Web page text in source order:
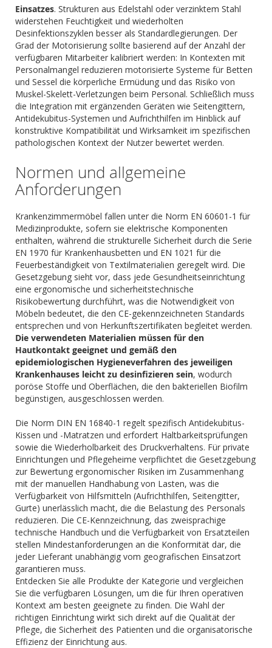
Einsatzes. Strukturen aus Edelstahl oder verzinktem Stahl
widerstehen Feuchtigkeit und wiederholten
Desinfektionszyklen besser als Standardlegierungen. Der
Grad der Motorisierung sollte basierend auf der Anzahl der
verfügbaren Mitarbeiter kalibriert werden: In Kontexten mit
Personalmangel reduzieren motorisierte Systeme für Betten
und Sessel die körperliche Ermüdung und das Risiko von
Muskel-Skelett-Verletzungen beim Personal. Schließlich muss
die Integration mit ergänzenden Geräten wie Seitengittern,
Antidekubitus-Systemen und Aufrichthilfen im Hinblick auf
konstruktive Kompatibilität und Wirksamkeit im spezifischen
pathologischen Kontext der Nutzer bewertet werden.
Normen und allgemeine
Anforderungen
Krankenzimmermöbel fallen unter die Norm EN 60601-1 für
Medizinprodukte, sofern sie elektrische Komponenten
enthalten, während die strukturelle Sicherheit durch die Serie
EN 1970 für Krankenhausbetten und EN 1021 für die
Feuerbeständigkeit von Textilmaterialien geregelt wird. Die
Gesetzgebung sieht vor, dass jede Gesundheitseinrichtung
eine ergonomische und sicherheitstechnische
Risikobewertung durchführt, was die Notwendigkeit von
Möbeln bedeutet, die den CE-gekennzeichneten Standards
entsprechen und von Herkunftszertifikaten begleitet werden.
Die verwendeten Materialien müssen für den
Hautkontakt geeignet und gemäß den
epidemiologischen Hygieneverfahren des jeweiligen
Krankenhauses leicht zu desinfizieren sein, wodurch
poröse Stoffe und Oberflächen, die den bakteriellen Biofilm
begünstigen, ausgeschlossen werden.
Die Norm DIN EN 16840-1 regelt spezifisch Antidekubitus-
Kissen und -Matratzen und erfordert Haltbarkeitsprüfungen
sowie die Wiederholbarkeit des Druckverhaltens. Für private
Einrichtungen und Pflegeheime verpflichtet die Gesetzgebung
zur Bewertung ergonomischer Risiken im Zusammenhang
mit der manuellen Handhabung von Lasten, was die
Verfügbarkeit von Hilfsmitteln (Aufrichthilfen, Seitengitter,
Gurte) unerlässlich macht, die die Belastung des Personals
reduzieren. Die CE-Kennzeichnung, das zweisprachige
technische Handbuch und die Verfügbarkeit von Ersatzteilen
stellen Mindestanforderungen an die Konformität dar, die
jeder Lieferant unabhängig vom geografischen Einsatzort
garantieren muss.
Entdecken Sie alle Produkte der Kategorie und vergleichen
Sie die verfügbaren Lösungen, um die für Ihren operativen
Kontext am besten geeignete zu finden. Die Wahl der
richtigen Einrichtung wirkt sich direkt auf die Qualität der
Pflege, die Sicherheit des Patienten und die organisatorische
Effizienz der Einrichtung aus.